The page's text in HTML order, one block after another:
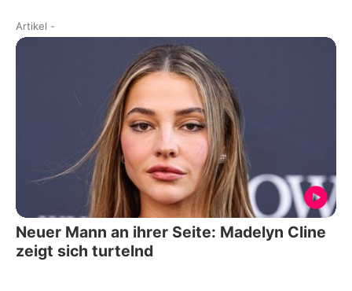
Artikel -
Neuer Mann an ihrer Seite: Madelyn Cline
zeigt sich turtelnd